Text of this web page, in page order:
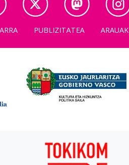
PUBLIZITATEA ARAUAK